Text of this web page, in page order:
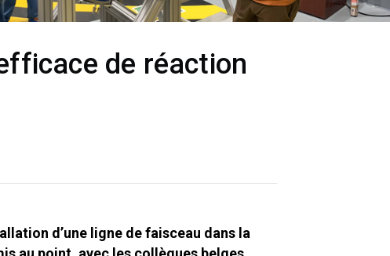
de réaction
d’une ligne de faisceau dans la